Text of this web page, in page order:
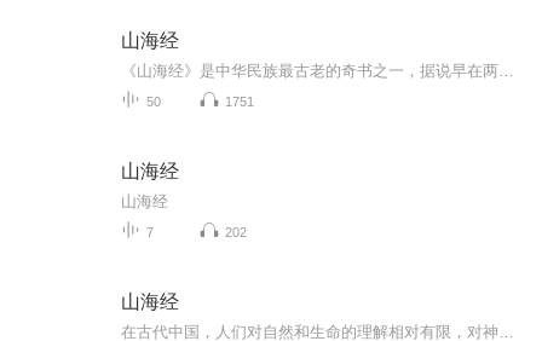
山海经
50 1751
山海经
山海经
7 202
山海经